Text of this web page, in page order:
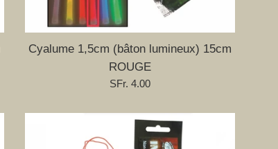
Cyalume 1,5cm (bâton lumineux) 15cm
ROUGE
Prix
SFr. 4.00